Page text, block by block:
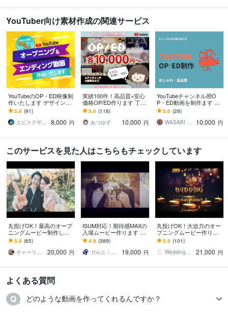
YouTuber向け素材作成の関連サービス
YouTubeのOP・ED映像制
作いたします デザイン業
界のプロがブランドイメ
ージづくりのお手伝い
5.0 (91)
エビスデザイン
8,000 円
実績100件！高品質×安心
価格OP/ED作ります 丁寧
なヒアリングで理想の映
像を形にします！
5.0 (118)
あつゆず
10,000 円
YouTubeチャンネル用O
P・ED動画を制作ます チ
ャンネルの世界観を一瞬
で伝えるOP・ED動画を制
作
5.0 (29)
WASABI COMPANY
10,000 円
このサービスを見た人はこちらもチェックしています
丸投げOK！最高のオープ
ニングムービー制作しま
す 写真を30枚送るだけ！
好きな曲に合わせたオー
プニングムービー
5.0 (65)
チャーリースタジオ
20,000 円
ISUM対応！期待感MAXの
入場ムービー作ります Gr
eatest Showも可能！結婚
式オープニングムービー
4.9 (389)
ガルニ｜ウェディングムービー＆ギフト
19,000 円
丸投げOK！大迫力のオー
プニングムービー作りま
す 【結婚式オープニング
ムービー】無料楽曲あ
り！DVD納品も対応
5.0 (101)
WeddingStudio_M
21,000 円
よくある質問
どのような動画を作ってくれるんですか？